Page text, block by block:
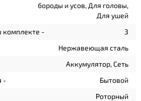
бороды и усов, Для головы,
Для ушей
комплекте -
3
Нержавеющая сталь
Аккумулятор, Сеть
-
Бытовой
Роторный